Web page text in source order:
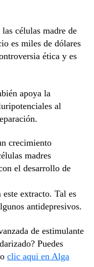
células madre de
es miles de dólares
ética y es
apoya la
al
crecimiento
madres
el desarrollo de
extracto. Tal es
antidepresivos.
de estimulante
Puedes
clic aqui en Alga